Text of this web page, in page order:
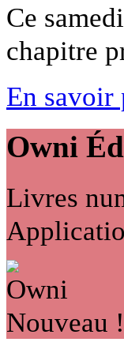
Ce
chapitre
En savoir
Owni
Livres
Nouveau !